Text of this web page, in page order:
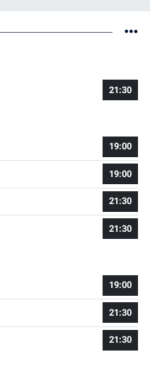
21:30
19:00
19:00
21:30
21:30
19:00
21:30
21:30